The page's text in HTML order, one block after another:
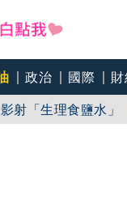
政治 國際
婉華道歉喊超懊
射「生理食鹽水